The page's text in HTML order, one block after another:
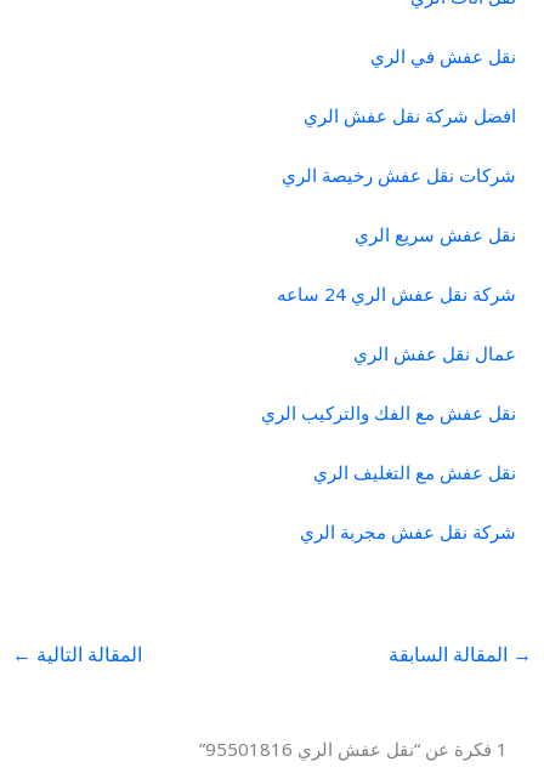
نقل عفش في الري
افضل شركة نقل عفش الري
شركات نقل عفش رخيصة الري
نقل عفش سريع الري
شركة نقل عفش الري 24 ساعه
عمال نقل عفش الري
نقل عفش مع الفك والتركيب الري
نقل عفش مع التغليف الري
شركة نقل عفش مجربة الري
→ المقالة السابقة المقالة التالية ←
1 فكرة عن “نقل عفش الري 95501816”